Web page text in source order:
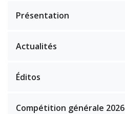
Présentation
Actualités
Éditos
Compétition générale 2026